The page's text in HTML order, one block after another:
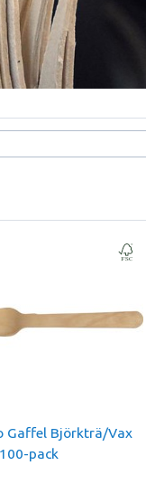
Gaffel Björkträ/Vax
pack